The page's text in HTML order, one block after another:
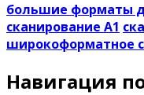
большие форматы
сканирование А1
широкоформатное
Навигация